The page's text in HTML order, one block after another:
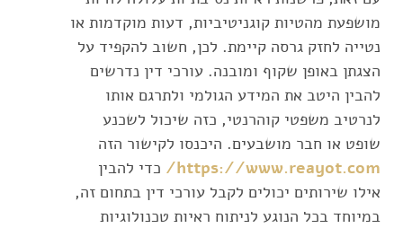
מושפעת מהטיות קוגניטיביות, דעות מוקדמות או
נטייה לחזק גרסה קיימת. לכן, חשוב להקפיד על
הצגתן באופן שקוף ומובנה. עורכי דין נדרשים
להבין היטב את המידע הגולמי ולתרגם אותו
לנרטיב משפטי קוהרנטי, כזה שיכול לשכנע
שופט או חבר מושבעים. היכנסו לקישור הזה
https://www.reayot.com/
כדי להבין
אילו שירותים יכולים לקבל עורכי דין בתחום זה,
במיוחד בכל הנוגע לניתוח ראיות טכנולוגיות